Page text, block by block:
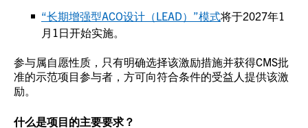
“长期增强型ACO设计（LEAD）”模式将于2027年1
月1日开始实施。
参与属自愿性质，只有明确选择该激励措施并获得CMS批
准的示范项目参与者，方可向符合条件的受益人提供该激
励。
什么是项目的主要要求？